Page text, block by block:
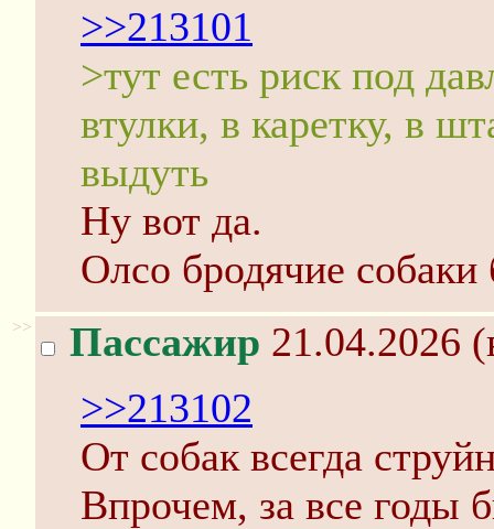
>>213101
>тут есть риск под
втулки, в каретку, в
выдуть
Ну вот да.
Олсо бродячие
>> Пассажир 21.04.2026
>>213102
От собак всегда
Впрочем, за все годы